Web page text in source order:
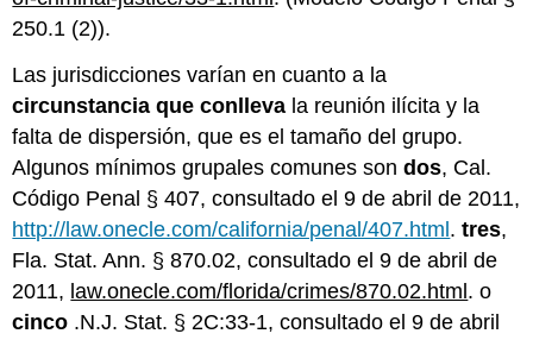
de
pandillas
de
respuestas
civiles
la
actividad
de
Mandamiento
judicial
de
250.1 (2)).
Las jurisdicciones varían en cuanto a la
circunstancia que conlleva la reunión ilícita y la
falta de dispersión, que es el tamaño del grupo.
Algunos mínimos grupales comunes sondos, Cal.
Código Penal § 407, consultado el 9 de abril de 2011,
http://law.onecle.com/california/penal/407.html .tres,
Fla. Stat. Ann. § 870.02, consultado el 9 de abril de
2011, law.onecle.com/florida/crimes/870.02.html . o
cinco .N.J. Stat. § 2C:33-1, consultado el 9 de abril